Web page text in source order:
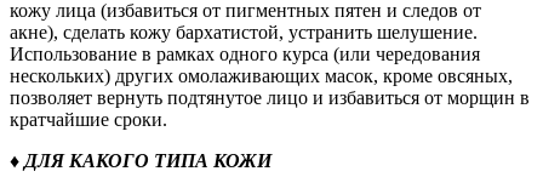
кожу лица (избавиться от пигментных пятен и следов от
акне), сделать кожу бархатистой, устранить шелушение.
Использование в рамках одного курса (или чередования
нескольких) других омолаживающих масок, кроме овсяных,
позволяет вернуть подтянутое лицо и избавиться от морщин в
кратчайшие сроки.
♦ ДЛЯ КАКОГО ТИПА КОЖИ